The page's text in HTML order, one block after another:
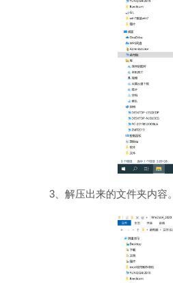
3、解压出来的文件夹内容。